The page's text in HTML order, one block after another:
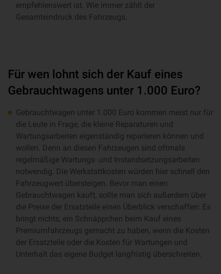
empfehlenswert ist. Wie immer zählt der
Gesamteindruck des Fahrzeugs.
Für wen lohnt sich der Kauf eines
Gebrauchtwagens unter 1.000 Euro?
Gebrauchtwagen unter 1.000 Euro kommen meist nur für
die Leute in Frage, die kleine Reparaturen und
Wartungsarbeiten eigenständig reparieren können und
wollen. Denn an diesen Fahrzeugen sind oftmals
regelmäßige Wartungs- und Instandsetzungsarbeiten
notwendig. Die Werkstattkosten würden hier schnell den
Fahrzeugwert übersteigen. Bevor man einen
Gebrauchtwagen kauft, sollte man sich außerdem über
die Preise der Ersatzteile einen Überblick verschaffen: Es
bringt nichts, ein Schnäppchen beim Kauf eines
Premiumfahrzeugs gemacht zu haben, wenn die Kosten
der Ersatzteile oder die Kosten für Wartungen und
Unterhalt das eigene Budget langfristig überschreiten.